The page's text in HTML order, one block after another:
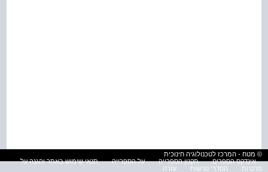
© מטח - המרכז לטכנולוגיה חינוכית
אינדקס הספרים
תקנון הספרייה על הספרייה
תנאי שימוש באתר והגנה על
פרטיות
הסדרי נגישות עזרה